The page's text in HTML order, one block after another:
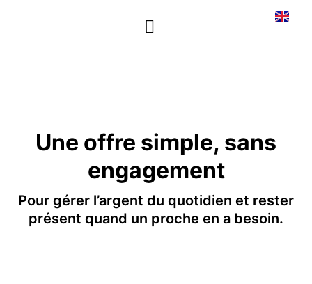
Une offre simple, sans
engagement
Pour gérer l’argent du quotidien et rester
présent quand un proche en a besoin.